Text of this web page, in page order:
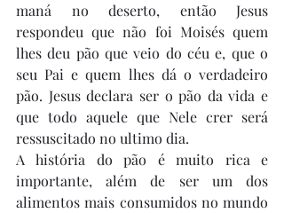
maná no deserto, então Jesus
respondeu que não foi Moisés quem
lhes deu pão que veio do céu e, que o
seu Pai e quem lhes dá o verdadeiro
pão. Jesus declara ser o pão da vida e
que todo aquele que Nele crer será
ressuscitado no ultimo dia.
A história do pão é muito rica e
importante, além de ser um dos
alimentos mais consumidos no mundo